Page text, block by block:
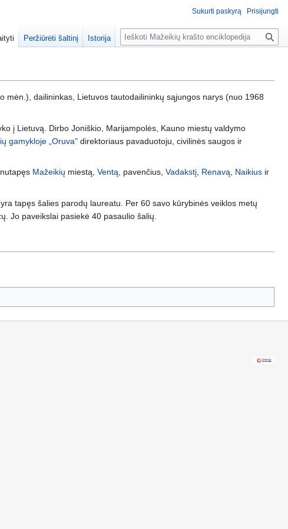
dailininkas, Lietuvos tautodailininkų sąjungos narys (nuo 1968
į Lietuvą. Dirbo Joniškio, Marijampolės, Kauno miestų valdymo
gamykloje „Oruva"direktoriaus pavaduotoju, civilinės saugos ir
Mažeikių miestą, Ventą, pavenčius, Vadakstį, Renavą, Naikiusir
tapęs šalies parodų laureatu. Per 60 savo kūrybinės veiklos metų
Jo paveikslai pasiekė 40 pasaulio šalių.
Sukurti paskyrą Prisijungti
Peržiūrėti šaltinį Istorija
P
a
k